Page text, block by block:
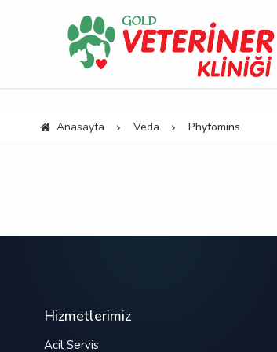
Anasayfa Veda Phytomins
Hizmetlerimiz
Acil Servis